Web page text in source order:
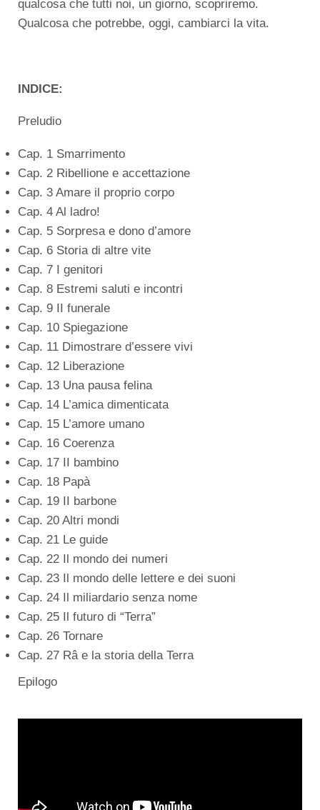
qualcosa che tutti noi, un giorno, scopriremo.
Qualcosa che potrebbe, oggi, cambiarci la vita.
INDICE:
Preludio
Cap. 1 Smarrimento
Cap. 2 Ribellione e accettazione
Cap. 3 Amare il proprio corpo
Cap. 4 Al ladro!
Cap. 5 Sorpresa e dono d’amore
Cap. 6 Storia di altre vite
Cap. 7 I genitori
Cap. 8 Estremi saluti e incontri
Cap. 9 II funerale
Cap. 10 Spiegazione
Cap. 11 Dimostrare d’essere vivi
Cap. 12 Liberazione
Cap. 13 Una pausa felina
Cap. 14 L’amica dimenticata
Cap. 15 L’amore umano
Cap. 16 Coerenza
Cap. 17 II bambino
Cap. 18 Papà
Cap. 19 II barbone
Cap. 20 Altri mondi
Cap. 21 Le guide
Cap. 22 Il mondo dei numeri
Cap. 23 Il mondo delle lettere e dei suoni
Cap. 24 Il miliardario senza nome
Cap. 25 Il futuro di “Terra”
Cap. 26 Tornare
Cap. 27 Râ e la storia della Terra
Epilogo